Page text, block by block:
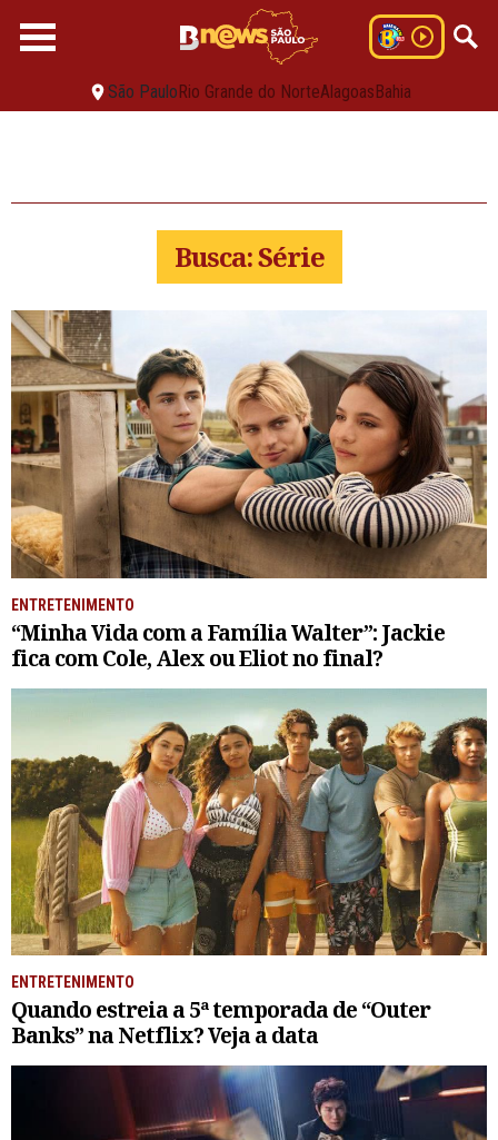
São PauloRio Grande do NorteAlagoasBahia
Busca: Série
ENTRETENIMENTO
“Minha Vida com a Família Walter”: Jackie
fica com Cole, Alex ou Eliot no final?
ENTRETENIMENTO
Quando estreia a 5ª temporada de “Outer
Banks” na Netflix? Veja a data